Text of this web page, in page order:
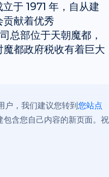
于 1971 年，自从建
献着优秀
部位于天朝魔都，
都政府税收有着巨大
，我们建议您转到您站点
包含您自己内容的新页面。祝